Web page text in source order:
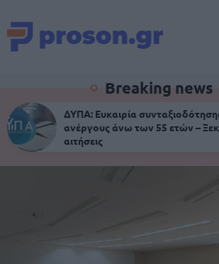
Breaking news
ΔΥΠΑ: Ευκαιρία
ανέργους άνω των 55 ετών –
αιτήσεις